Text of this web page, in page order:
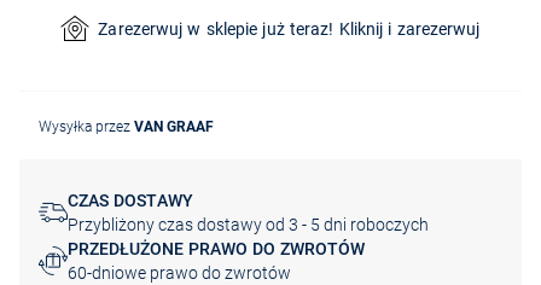
Zarezerwuj w sklepie już teraz! Kliknij i zarezerwuj
Wysyłka przez VAN GRAAF
CZAS DOSTAWY
Przybliżony czas dostawy od 3 - 5 dni roboczych
PRZEDŁUŻONE PRAWO DO ZWROTÓW
60-dniowe prawo do zwrotów